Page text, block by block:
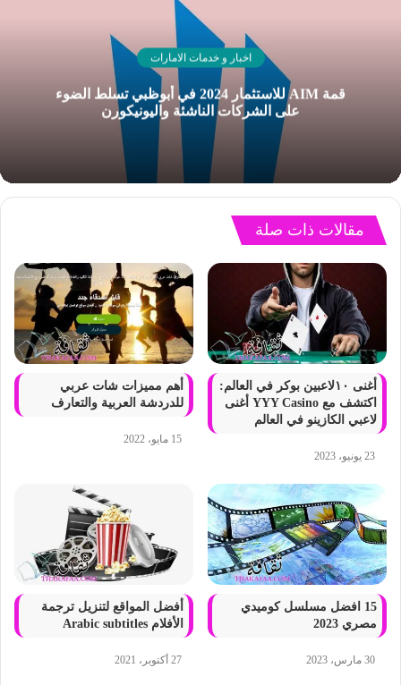
اخبار و خدمات الامارات
قمة AIM للاستثمار 2024 في أبوظبي تسلط الضوء
على الشركات الناشئة واليونيكورن
مقالات ذات صلة
أغنى ١٠لاعبين بوكر في العالم:
اكتشف مع YYY Casino أغنى
لاعبي الكازينو في العالم
23 يونيو، 2023
أهم مميزات شات عربي
للدردشة العربية والتعارف
15 مايو، 2022
15 افضل مسلسل كوميدي
مصري 2023
30 مارس، 2023
أفضل المواقع لتنزيل ترجمة
الأفلام Arabic subtitles
27 أكتوبر، 2021